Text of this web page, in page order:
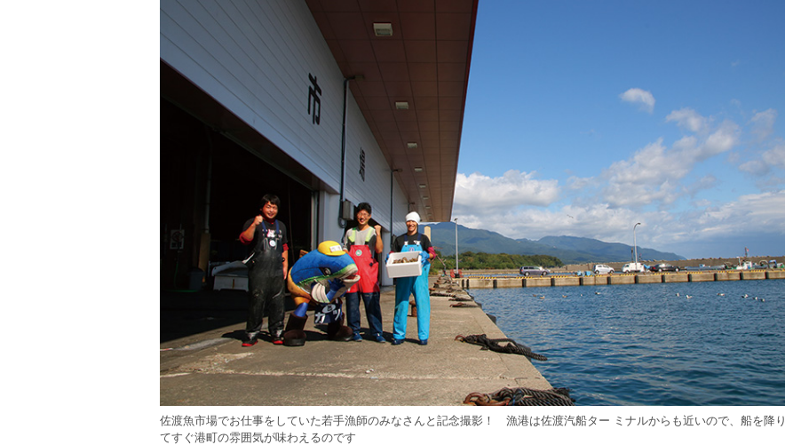
佐渡魚市場でお仕事をしていた若手漁師のみなさんと記念撮影！ 漁港は佐渡汽船ター ミナルからも近いので、船を降り
てすぐ港町の雰囲気が味わえるのです